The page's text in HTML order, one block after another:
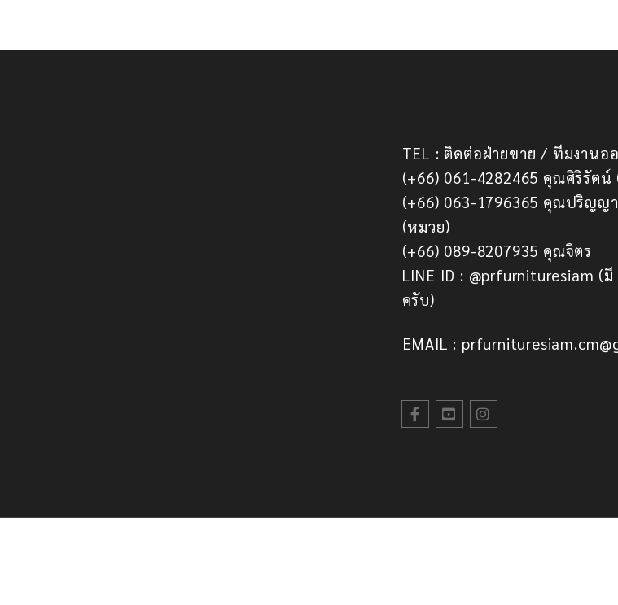
TEL : ติดต่อฝ่ายขาย / ทีมงานอ
(+66) 061-4282465 คุณศิริรัตน์
(+66) 063-1796365 คุณปริญญ
(หมวย)
(+66) 089-8207935 คุณจิตร
LINE ID : @prfurnituresiam (มี
ครับ)
EMAIL :